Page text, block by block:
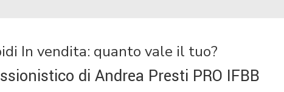
In vendita: quanto vale il tuo?
di Andrea Presti PRO IFBB